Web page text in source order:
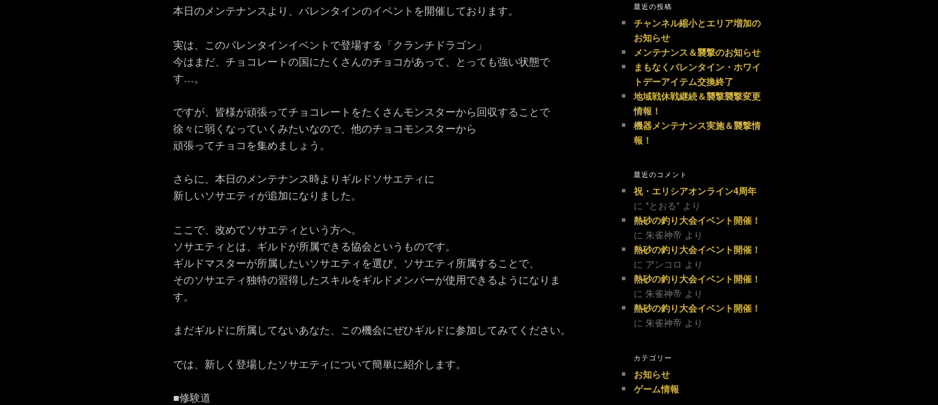
本日のメンテナンスより、バレンタインのイベントを開催しております。
実は、このバレンタインイベントで登場する「クランチドラゴン」
今はまだ、チョコレートの国にたくさんのチョコがあって、とっても強い状態で
す…。
ですが、皆様が頑張ってチョコレートをたくさんモンスターから回収することで
徐々に弱くなっていくみたいなので、他のチョコモンスターから
頑張ってチョコを集めましょう。
さらに、本日のメンテナンス時よりギルドソサエティに
新しいソサエティが追加になりました。
ここで、改めてソサエティという方へ。
ソサエティとは、ギルドが所属できる協会というものです。
ギルドマスターが所属したいソサエティを選び、ソサエティ所属することで、
そのソサエティ独特の習得したスキルをギルドメンバーが使用できるようになりま
す。
まだギルドに所属してないあなた、この機会にぜひギルドに参加してみてください。
では、新しく登場したソサエティについて簡単に紹介します。
■修験道
最近の投稿
チャンネル縮小とエリア増加の
お知らせ
メンテナンス＆襲撃のお知らせ
まもなくバレンタイン・ホワイ
トデーアイテム交換終了
地域戦休戦継続＆襲撃襲撃変更
情報！
機器メンテナンス実施＆襲撃情
報！
最近のコメント
祝・エリシアオンライン4周年
に *とおる* より
熱砂の釣り大会イベント開催！
に 朱雀神帝 より
熱砂の釣り大会イベント開催！
に アンコロ より
熱砂の釣り大会イベント開催！
に 朱雀神帝 より
熱砂の釣り大会イベント開催！
に 朱雀神帝 より
カテゴリー
お知らせ
ゲーム情報